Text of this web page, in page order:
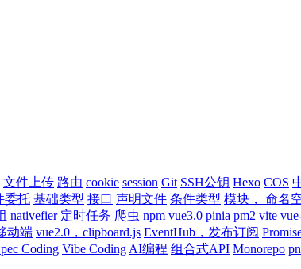
文件上传 路由 cookie session Git SSH公钥 Hexo COS
委托 基础类型 接口 声明文件 条件类型 模块， 命名
nativefier 定时任务 爬虫 npm vue3.0 pinia pm2 vite
动端 vue2.0，clipboard.js EventHub，发布订阅
Coding Vibe Coding AI编程 组合式API Monorepo